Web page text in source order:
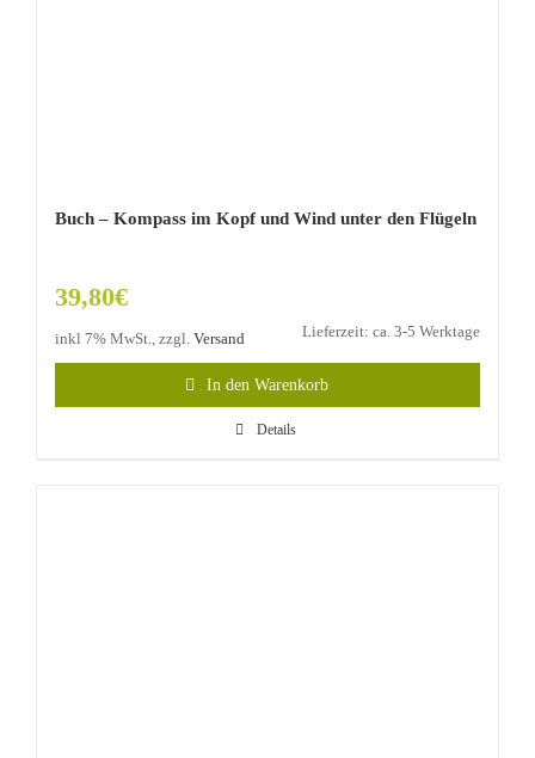
Buch – Kompass im Kopf und Wind unter den Flügeln
39,80€
inkl 7% MwSt., zzgl. Versand Lieferzeit: ca. 3-5 Werktage
In den Warenkorb
Details